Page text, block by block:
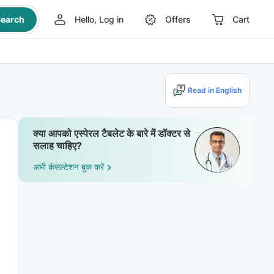
Hello, Log in Offers Cart
Read in English
क्या आपको एस्पेरल टैबलेट के बारे में डॉक्टर से
सलाह चाहिए?
अभी कंसल्टेशन बुक करें